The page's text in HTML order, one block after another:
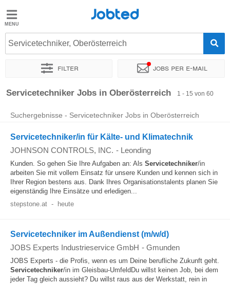
Jobted
Jobs
Jobted
Servicetechniker, Oberösterreich
Filter Jobs per e-mail
Sortieren nach Unternehmen Personaldienstleister
Servicetechniker Jobs in Oberösterreich 1 - 15 von 60
Suchergebnisse - Servicetechniker Jobs in Oberösterreich
Servicetechniker/in für Kälte- und Klimatechnik
JOHNSON CONTROLS, INC. - Leonding
Kunden. So gehen Sie Ihre Aufgaben an: Als Servicetechniker/in
arbeiten Sie mit vollem Einsatz für unsere Kunden und kennen sich in
Ihrer Region bestens aus. Dank Ihres Organisationstalents planen Sie
eigenständig Ihre Einsätze und erledigen...
stepstone.at - heute
Servicetechniker im Außendienst (m/w/d)
JOBS Experts Industrieservice GmbH - Gmunden
JOBS Experts - die Profis, wenn es um Deine berufliche Zukunft geht.
Servicetechniker/in im Gleisbau-UmfeldDu willst keinen Job, bei dem
jeder Tag gleich aussieht? Du willst raus aus der Werkstatt, rein in